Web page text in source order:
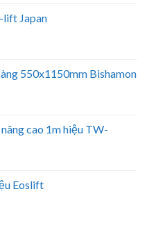
lift Japan
550x1150mm Bishamon
cao 1m hiệu TW-
Eoslift